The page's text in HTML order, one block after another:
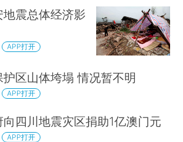
震总体经济影
APP打开
区山体垮塌 情况暂不明
APP打开
四川地震灾区捐助1亿澳门元
APP打开